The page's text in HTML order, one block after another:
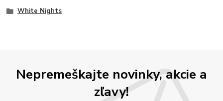
White Nights
Nepremeškajte novinky, akcie a
zľavy!